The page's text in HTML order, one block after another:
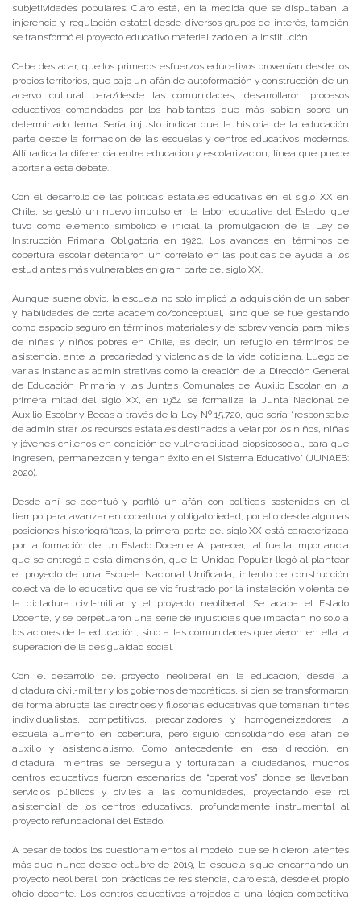
subjetividades populares. Claro está, en la medida que se disputaban la
injerencia y regulación estatal desde diversos grupos de interés, también
se transformó el proyecto educativo materializado en la institución.
Cabe destacar, que los primeros esfuerzos educativos provenían desde los
propios territorios, que bajo un afán de autoformación y construcción de un
acervo cultural para/desde las comunidades, desarrollaron procesos
educativos comandados por los habitantes que más sabían sobre un
determinado tema. Sería injusto indicar que la historia de la educación
parte desde la formación de las escuelas y centros educativos modernos.
Allí radica la diferencia entre educación y escolarización, línea que puede
aportar a este debate.
Con el desarrollo de las políticas estatales educativas en el siglo XX en
Chile, se gestó un nuevo impulso en la labor educativa del Estado, que
tuvo como elemento simbólico e inicial la promulgación de la Ley de
Instrucción Primaria Obligatoria en 1920. Los avances en términos de
cobertura escolar detentaron un correlato en las políticas de ayuda a los
estudiantes más vulnerables en gran parte del siglo XX.
Aunque suene obvio, la escuela no solo implicó la adquisición de un saber
y habilidades de corte académico/conceptual, sino que se fue gestando
como espacio seguro en términos materiales y de sobrevivencia para miles
de niñas y niños pobres en Chile, es decir, un refugio en términos de
asistencia, ante la precariedad y violencias de la vida cotidiana. Luego de
varias instancias administrativas como la creación de la Dirección General
de Educación Primaria y las Juntas Comunales de Auxilio Escolar en la
primera mitad del siglo XX, en 1964 se formaliza la Junta Nacional de
Auxilio Escolar y Becas a través de la Ley Nº 15.720, que sería “responsable
de administrar los recursos estatales destinados a velar por los niños, niñas
y jóvenes chilenos en condición de vulnerabilidad biopsicosocial, para que
ingresen, permanezcan y tengan éxito en el Sistema Educativo” (JUNAEB:
2020).
Desde ahí se acentuó y perfiló un afán con políticas sostenidas en el
tiempo para avanzar en cobertura y obligatoriedad, por ello desde algunas
posiciones historiográficas, la primera parte del siglo XX está caracterizada
por la formación de un Estado Docente. Al parecer, tal fue la importancia
que se entregó a esta dimensión, que la Unidad Popular llegó al plantear
el proyecto de una Escuela Nacional Unificada, intento de construcción
colectiva de lo educativo que se vio frustrado por la instalación violenta de
la dictadura civil-militar y el proyecto neoliberal. Se acaba el Estado
Docente, y se perpetuaron una serie de injusticias que impactan no solo a
los actores de la educación, sino a las comunidades que vieron en ella la
superación de la desigualdad social.
Con el desarrollo del proyecto neoliberal en la educación, desde la
dictadura civil-militar y los gobiernos democráticos, si bien se transformaron
de forma abrupta las directrices y filosofías educativas que tomarían tintes
individualistas, competitivos, precarizadores y homogeneizadores; la
escuela aumentó en cobertura, pero siguió consolidando ese afán de
auxilio y asistencialismo. Como antecedente en esa dirección, en
dictadura, mientras se perseguía y torturaban a ciudadanos, muchos
centros educativos fueron escenarios de “operativos” donde se llevaban
servicios públicos y civiles a las comunidades, proyectando ese rol
asistencial de los centros educativos, profundamente instrumental al
proyecto refundacional del Estado.
A pesar de todos los cuestionamientos al modelo, que se hicieron latentes
más que nunca desde octubre de 2019, la escuela sigue encarnando un
proyecto neoliberal, con prácticas de resistencia, claro está, desde el propio
oficio docente. Los centros educativos arrojados a una lógica competitiva